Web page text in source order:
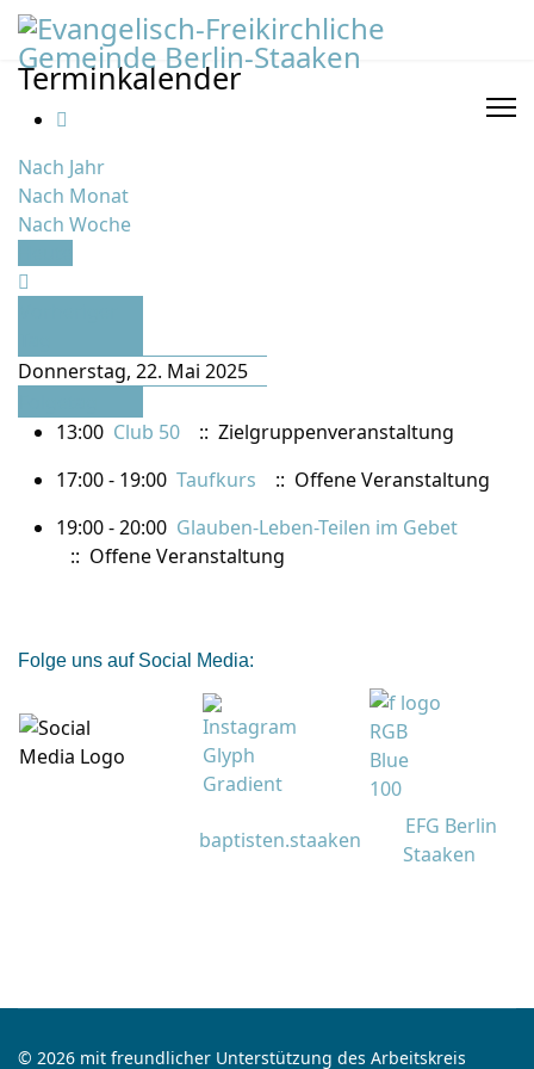
Terminkalender
Nach Jahr
Nach Monat
Nach Woche
Donnerstag, 22. Mai 2025
13:00 Club 50
:: Zielgruppenveranstaltung
17:00 - 19:00 Taufkurs
:: Offene Veranstaltung
19:00 - 20:00 Glauben-Leben-Teilen im Gebet
:: Offene Veranstaltung
Folge uns auf Social Media:
baptisten.staaken
EFG Berlin
Staaken
© 2026 mit freundlicher Unterstützung des Arbeitskreis